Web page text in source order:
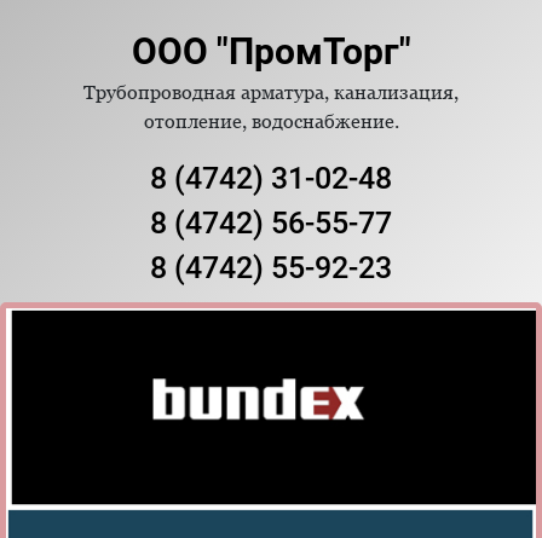
ООО "ПромТорг"
Трубопроводная арматура, канализация,
отопление, водоснабжение.
8 (4742) 31-02-48
8 (4742) 56-55-77
8 (4742) 55-92-23